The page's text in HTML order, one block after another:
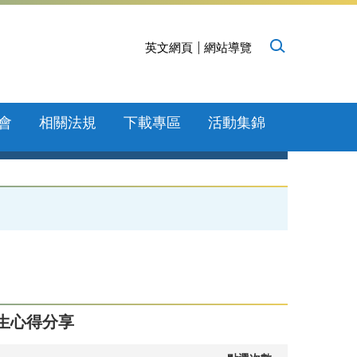
英文網頁 網站導覽
相關法規 下載專區 活動集錦
心得分享